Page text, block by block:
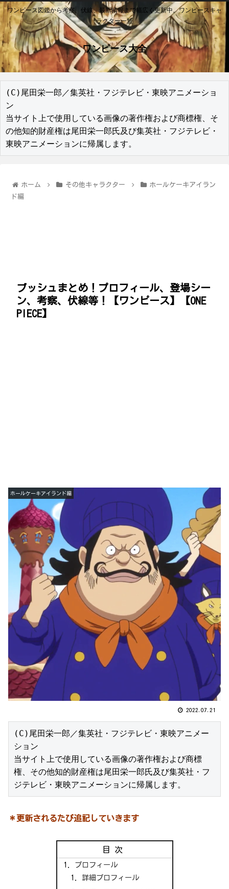
ワンピース図鑑から考察、伏線、最新情報まで幅広く更新中。ワンピースキャ
ラクター一覧
ワンピース大全
(C)尾田栄一郎／集英社・フジテレビ・東映アニメーショ
ン
当サイト上で使用している画像の著作権および商標権、そ
の他知的財産権は尾田栄一郎氏及び集英社・フジテレビ・
東映アニメーションに帰属します。
ホーム その他キャラクター
ホールケーキアイラン
ド編
ブッシュまとめ！プロフィール、登場シー
ン、考察、伏線等！【ワンピース】【ONE
PIECE】
ホールケーキアイランド編
2022.07.21
(C)尾田栄一郎／集英社・フジテレビ・東映アニメー
ション
当サイト上で使用している画像の著作権および商標
権、その他知的財産権は尾田栄一郎氏及び集英社・フ
ジテレビ・東映アニメーションに帰属します。
＊更新されるたび追記していきます
目次
プロフィール
詳細プロフィール